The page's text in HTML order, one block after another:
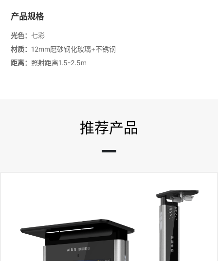
产品规格
光色：七彩
材质： 12mm磨砂钢化玻璃+不锈钢
距离： 照射距离1.5-2.5m
推荐产品